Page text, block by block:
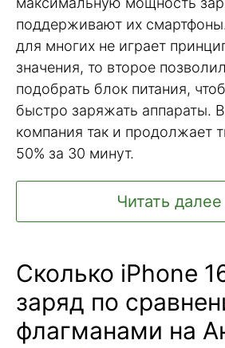
поддерживают их
для многих не играет
значения, то второе
подобрать блок питания,
быстро заряжать аппараты.
компания так и продолжает
50% за 30 минут.
Читать далее
Сколько iPhone
заряд по
флагманами на